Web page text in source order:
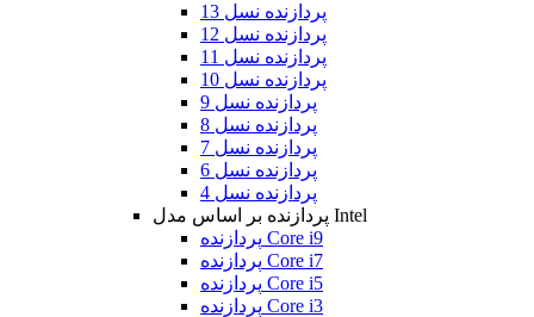
پردازنده نسل 13
پردازنده نسل 12
پردازنده نسل 11
پردازنده نسل 10
پردازنده نسل 9
پردازنده نسل 8
پردازنده نسل 7
پردازنده نسل 6
پردازنده نسل 4
پردازنده بر اساس مدل Intel
پردازنده Core i9
پردازنده Core i7
پردازنده Core i5
پردازنده Core i3